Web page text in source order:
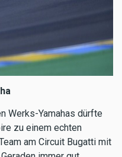
Werks-Yamahas dürfte
zu einem echten
am Circuit Bugatti mit